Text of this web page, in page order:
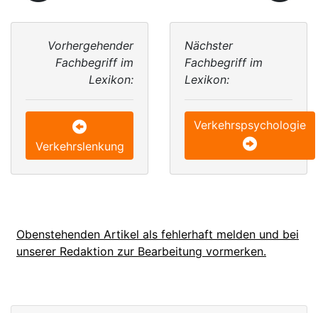
Vorhergehender
Fachbegriff im
Lexikon:
Verkehrslenkung
Nächster
Fachbegriff im
Lexikon:
Verkehrspsychologie
Obenstehenden Artikel als fehlerhaft melden und bei
unserer Redaktion zur Bearbeitung vormerken.